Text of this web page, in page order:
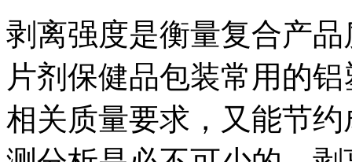
剥离强度是衡量复合产
片剂保健品包装常用的
相关质量要求，又能节